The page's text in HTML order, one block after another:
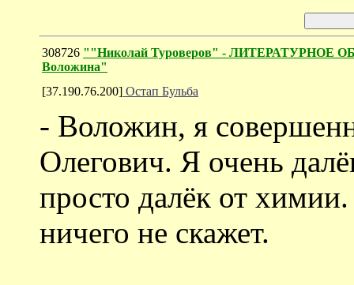
308726 ""Николай Туроверов" - ЛИТЕРАТУРНОЕ
Воложина"
[37.190.76.200] Остап Бульба
- Воложин, я
Олегович. Я очень
просто далёк от
ничего не скажет.